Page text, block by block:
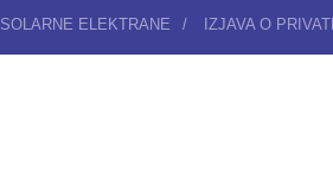
ELEKTRANE / IZJAVA O